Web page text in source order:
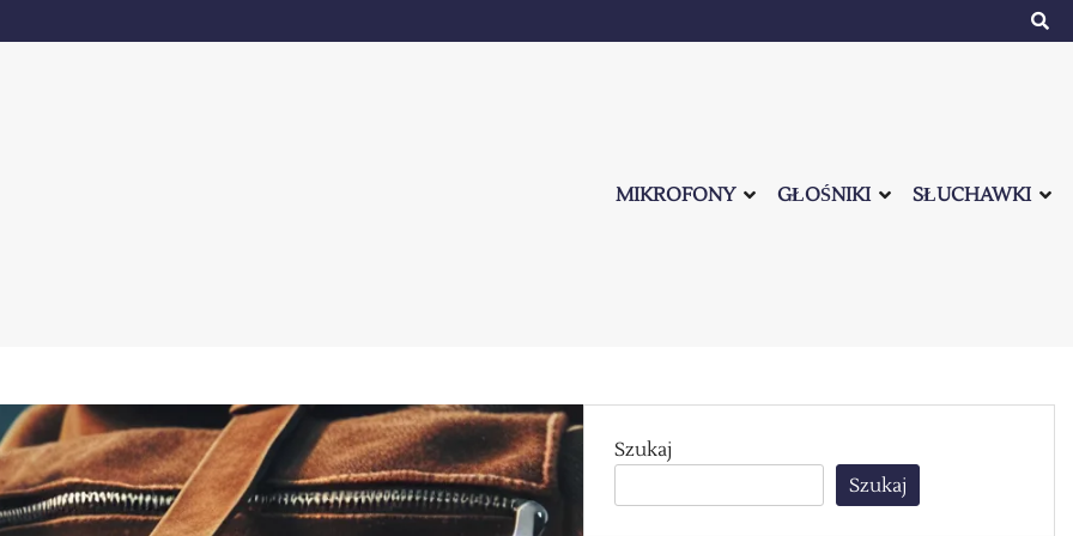
MIKROFONY GŁOŚNIKI SŁUCHAWKI
Szukaj
Szukaj